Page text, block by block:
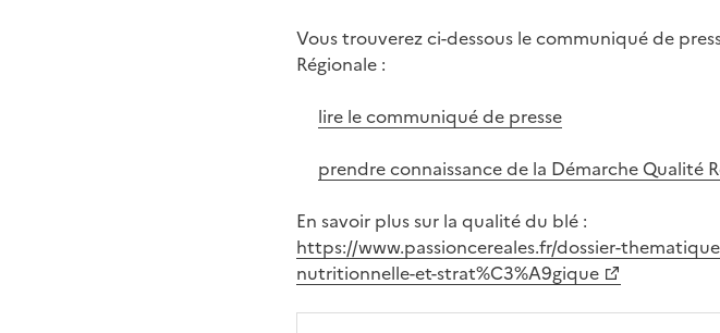
Vous trouverez ci-dessous le communiqué de
Régionale :
lire le communiqué de presse
prendre connaissance de la Démarche Qualité
En savoir plus sur la qualité du blé :
https://www.passioncereales.fr/dossier-
nutritionnelle-et-strat%C3%A9gique